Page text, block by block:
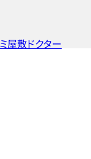
屋敷ドクター